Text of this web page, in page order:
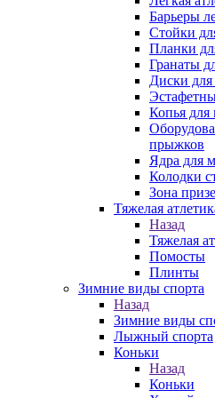
Барьеры
Стойки
Планки
Гранаты
Диски для
Копья для
прыжков
Ядра для
Колодки
Зона
Тяжелая
Назад
Тяжелая
Помосты
Плинты
Зимние виды спорта
Назад
Зимние виды
Лыжный спорта
Коньки
Назад
Коньки